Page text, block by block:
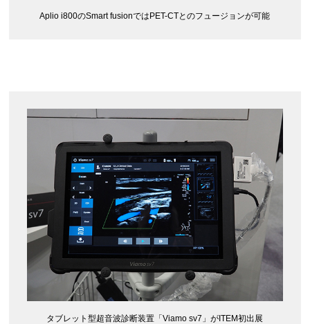
Aplio i800のSmart fusionではPET-CTとのフュージョンが可能
タブレット型超音波診断装置「Viamo sv7」がITEM初出展